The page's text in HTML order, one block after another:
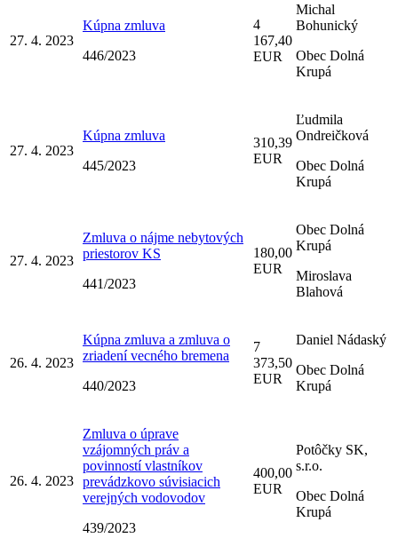
27. 4. 2023
Kúpna zmluva
446/2023
4
167,40
EUR
Michal
Bohunický
Obec Dolná
Krupá
27. 4. 2023
Kúpna zmluva
445/2023
310,39
EUR
Ľudmila
Ondreičková
Obec Dolná
Krupá
27. 4. 2023
Zmluva o nájme nebytových
priestorov KS
441/2023
180,00
EUR
Obec Dolná
Krupá
Miroslava
Blahová
26. 4. 2023
Kúpna zmluva a zmluva o
zriadení vecného bremena
440/2023
7
373,50
EUR
Daniel Nádaský
Obec Dolná
Krupá
26. 4. 2023
Zmluva o úprave
vzájomných práv a
povinností vlastníkov
prevádzkovo súvisiacich
verejných vodovodov
439/2023
400,00
EUR
Potôčky SK,
s.r.o.
Obec Dolná
Krupá